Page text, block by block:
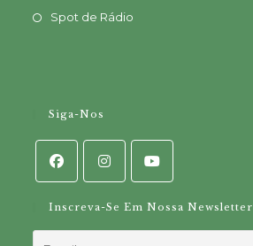
Spot de Rádio
Siga-Nos
Inscreva-Se Em Nossa Newsletter